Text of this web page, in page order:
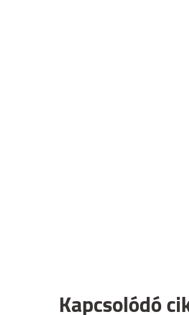
Kapcsolódó